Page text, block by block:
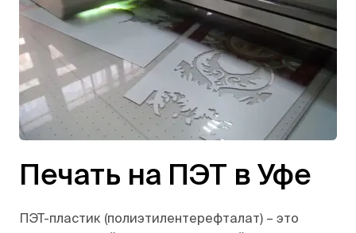
Печать на ПЭТ в Уфе
ПЭТ-пластик (полиэтилентерефталат) – это